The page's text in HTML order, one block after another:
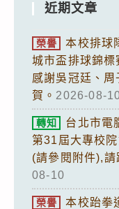
近期文章
榮譽
本校排球
城市盃排球錦標
感謝吳冠廷、
賀。 2026-08-
轉知
台北市電
第31屆大專校
(請參閱附件),請
08-10
榮譽
本校跆拳